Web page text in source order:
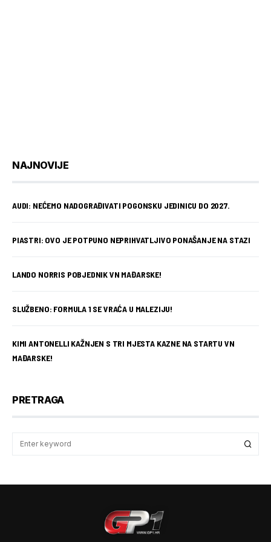
NAJNOVIJE
AUDI: NEĆEMO NADOGRAĐIVATI POGONSKU JEDINICU DO 2027.
PIASTRI: OVO JE POTPUNO NEPRIHVATLJIVO PONAŠANJE NA STAZI
LANDO NORRIS POBJEDNIK VN MAĐARSKE!
SLUŽBENO: FORMULA 1 SE VRAĆA U MALEZIJU!
KIMI ANTONELLI KAŽNJEN S TRI MJESTA KAZNE NA STARTU VN
MAĐARSKE!
PRETRAGA